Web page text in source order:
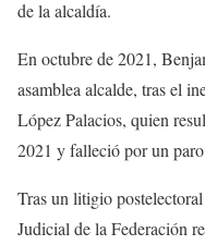
de la alcaldía.
En octubre de 2021,
asamblea alcalde, tras el
López Palacios, quien
2021 y falleció por un
Tras un litigio
Judicial de la Federación